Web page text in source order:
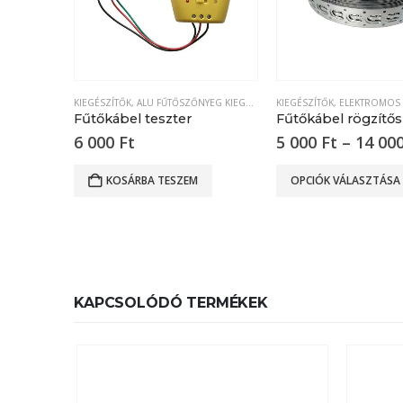
KIEGÉSZÍTŐK, ALU FŰTŐSZŐNYEG KIEGÉSZÍTŐK ,ELEKTROMOS FŰTŐKÁBEL
Fűtőkábel teszter
6 000 Ft
KOSÁRBA TESZEM
KIEGÉSZÍTŐK, ELEKTROMOS
Fűtőkábel
5 000 Ft – 14
OPCIÓK VÁLASZTÁSA
KAPCSOLÓDÓ TERMÉKEK